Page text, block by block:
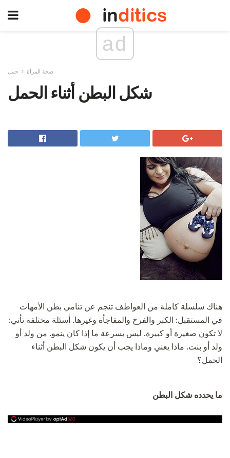
ad
صحة المرأة حمل
شكل البطن أثناء الحمل
هناك سلسلة كاملة من العواطف تنجم عن تنامي بطن الأمهات
في المستقبل: الكبر والفرح والمفاجأة وغيرها. أسئلة مختلفة تأتي:
لا تكون صغيرة أو كبيرة. ليس بسرعة ما إذا كان ينمو. من ولد أو
ولد أو بنت. ماذا يعني وماذا يجب أن يكون شكل البطن أثناء
الحمل؟
ما يحدده شكل البطن